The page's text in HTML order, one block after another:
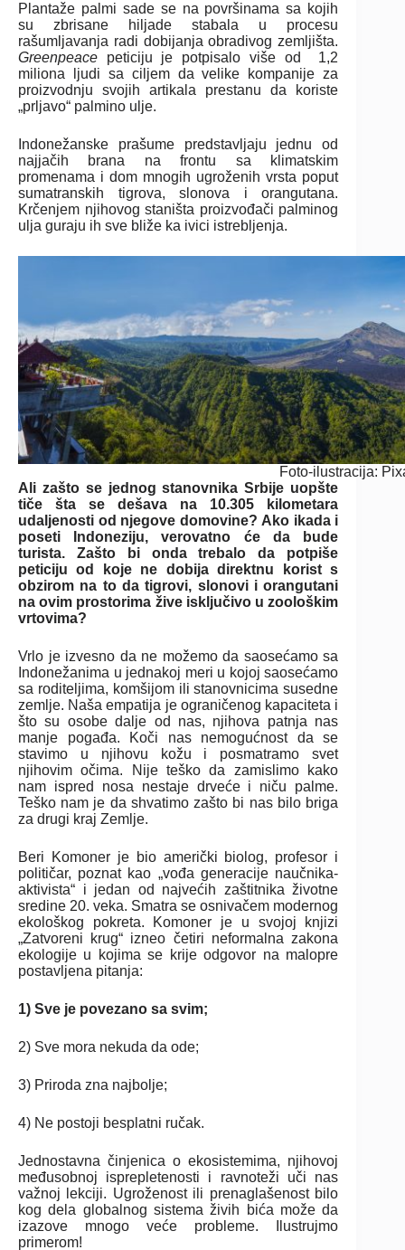
Plantaže palmi sade se na površinama sa kojih
su zbrisane hiljade stabala u procesu
rašumljavanja radi dobijanja obradivog zemljišta.
Greenpeace peticiju je potpisalo više od 1,2
miliona ljudi sa ciljem da velike kompanije za
proizvodnju svojih artikala prestanu da koriste
„prljavo“ palmino ulje.
Indonežanske prašume predstavljaju jednu od
najjačih brana na frontu sa klimatskim
promenama i dom mnogih ugroženih vrsta poput
sumatranskih tigrova, slonova i orangutana.
Krčenjem njihovog staništa proizvođači palminog
ulja guraju ih sve bliže ka ivici istrebljenja.
Foto-ilustracija:
Ali zašto se jednog stanovnika Srbije uopšte
tiče šta se dešava na 10.305 kilometara
udaljenosti od njegove domovine? Ako ikada i
poseti Indoneziju, verovatno će da bude
turista. Zašto bi onda trebalo da potpiše
peticiju od koje ne dobija direktnu korist s
obzirom na to da tigrovi, slonovi i orangutani
na ovim prostorima žive isključivo u zoološkim
vrtovima?
Vrlo je izvesno da ne možemo da saosećamo sa
Indonežanima u jednakoj meri u kojoj saosećamo
sa roditeljima, komšijom ili stanovnicima susedne
zemlje. Naša empatija je ograničenog kapaciteta i
što su osobe dalje od nas, njihova patnja nas
manje pogađa. Koči nas nemogućnost da se
stavimo u njihovu kožu i posmatramo svet
njihovim očima. Nije teško da zamislimo kako
nam ispred nosa nestaje drveće i niču palme.
Teško nam je da shvatimo zašto bi nas bilo briga
za drugi kraj Zemlje.
Beri Komoner je bio američki biolog, profesor i
političar, poznat kao „vođa generacije naučnika-
aktivista“ i jedan od najvećih zaštitnika životne
sredine 20. veka. Smatra se osnivačem modernog
ekološkog pokreta. Komoner je u svojoj knjizi
„Zatvoreni krug“ izneo četiri neformalna zakona
ekologije u kojima se krije odgovor na malopre
postavljena pitanja:
1) Sve je povezano sa svim;
2) Sve mora nekuda da ode;
3) Priroda zna najbolje;
4) Ne postoji besplatni ručak.
Jednostavna činjenica o ekosistemima, njihovoj
međusobnoj isprepletenosti i ravnoteži uči nas
važnoj lekciji. Ugroženost ili prenaglašenost bilo
kog dela globalnog sistema živih bića može da
izazove mnogo veće probleme. Ilustrujmo
primerom!